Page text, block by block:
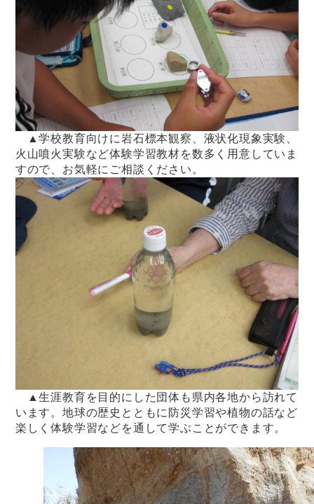
▲学校教育向けに岩石標本観察、液状化現象実験、
火山噴火実験など体験学習教材を数多く用意していま
すので、お気軽にご相談ください。
▲生涯教育を目的にした団体も県内各地から訪れて
います。地球の歴史とともに防災学習や植物の話など
楽しく体験学習などを通して学ぶことができます。